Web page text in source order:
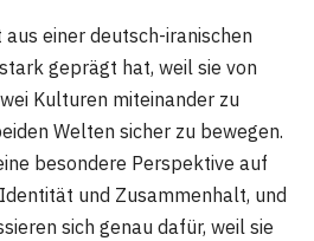
einer deutsch-iranischen
geprägt hat, weil sie von
Kulturen miteinander zu
Welten sicher zu bewegen.
besondere Perspektive auf
und Zusammenhalt, und
sich genau dafür, weil sie